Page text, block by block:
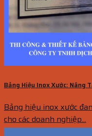
Bảng Hiệu Inox Xước: Nâng
Bảng hiệu inox xước
cho các doanh nghiệp...